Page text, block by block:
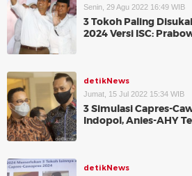
Senin, 29 Agu 2022 16:49 WIB
3 Tokoh Paling
2024 Versi ISC:
detikNews
Jumat, 15 Jul 2022 15:34 WIB
3 Simulasi Capres-
Indopol, Anies-AHY
detikNews